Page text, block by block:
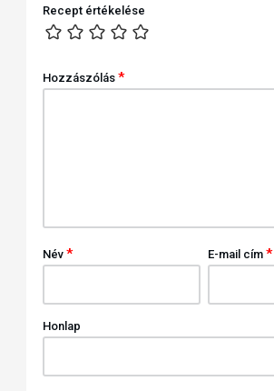
Recept értékelése
Hozzászólás *
Név * E-mail cím*
Honlap